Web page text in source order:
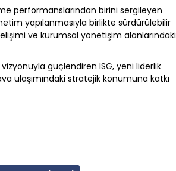
performanslarından birini sergileyen
yapılanmasıyla birlikte sürdürülebilir
ve kurumsal yönetişim alanlarındaki
güçlendiren ISG, yeni liderlik
ulaşımındaki stratejik konumuna katkı